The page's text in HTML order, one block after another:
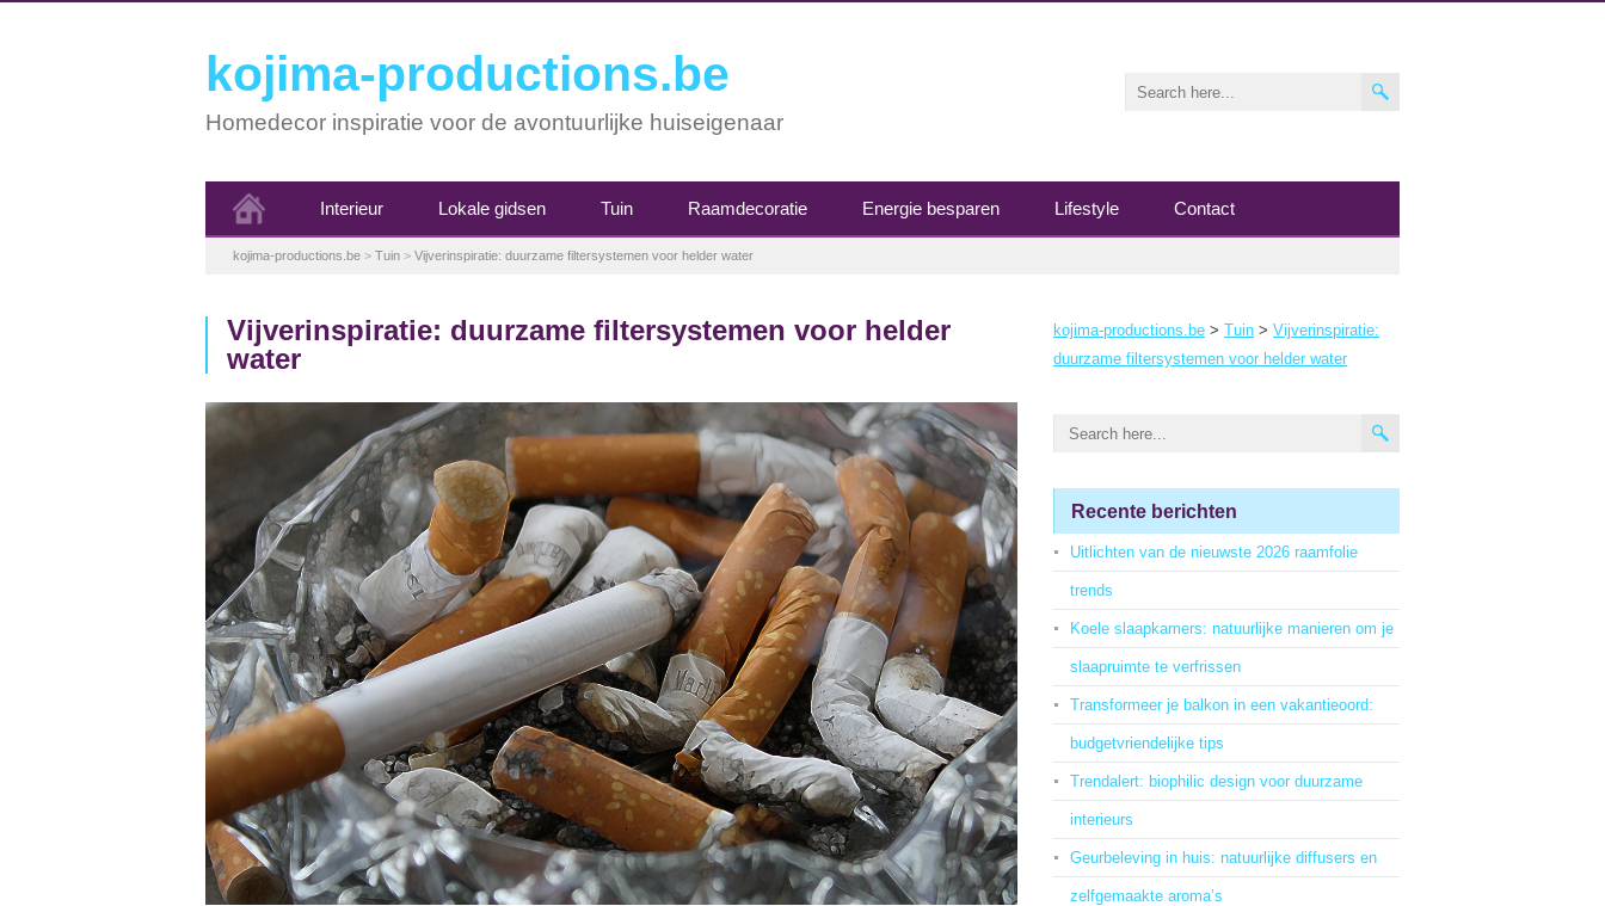
kojima-productions.be
Homedecor inspiratie voor de avontuurlijke huiseigenaar
Interieur Lokale gidsen Tuin Raamdecoratie Energie besparen Lifestyle Contact
kojima-productions.be > Tuin > Vijverinspiratie: duurzame filtersystemen voor helder water
Vijverinspiratie: duurzame filtersystemen voor helder
water
kojima-productions.be > Tuin > Vijverinspiratie:
duurzame filtersystemen voor helder water
Recente berichten
Uitlichten van de nieuwste 2026 raamfolie
trends
Koele slaapkamers: natuurlijke manieren om je
slaapruimte te verfrissen
Transformeer je balkon in een vakantieoord:
budgetvriendelijke tips
Trendalert: biophilic design voor duurzame
interieurs
Geurbeleving in huis: natuurlijke diffusers en
zelfgemaakte aroma’s